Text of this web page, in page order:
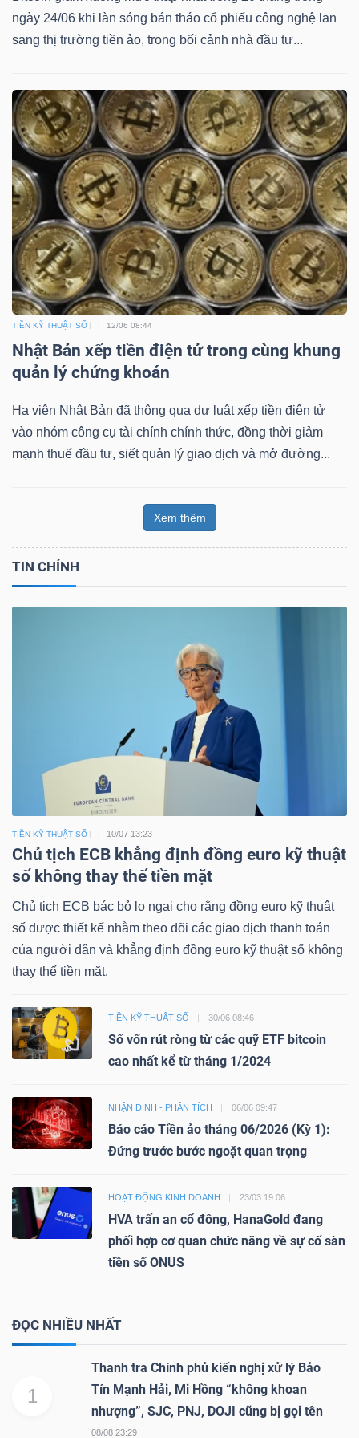
ngày 24/06 khi làn sóng bán tháo cổ phiếu công nghệ lan
sang thị trường tiền ảo, trong bối cảnh nhà đầu tư...
TIỀN KỸ THUẬT SỐ 12/06 08:44
Nhật Bản xếp tiền điện tử trong cùng khung
quản lý chứng khoán
Hạ viện Nhật Bản đã thông qua dự luật xếp tiền điện tử
vào nhóm công cụ tài chính chính thức, đồng thời giảm
mạnh thuế đầu tư, siết quản lý giao dịch và mở đường...
Xem thêm
TIN CHÍNH
TIỀN KỸ THUẬT SỐ 10/07 13:23
Chủ tịch ECB khẳng định đồng euro kỹ thuật
số không thay thế tiền mặt
Chủ tịch ECB bác bỏ lo ngại cho rằng đồng euro kỹ thuật
số được thiết kế nhằm theo dõi các giao dịch thanh toán
của người dân và khẳng định đồng euro kỹ thuật số không
thay thế tiền mặt.
TIỀN KỸ THUẬT SỐ 30/06 08:46
Số vốn rút ròng từ các quỹ ETF bitcoin
cao nhất kể từ tháng 1/2024
NHẬN ĐỊNH - PHÂN TÍCH 06/06 09:47
Báo cáo Tiền ảo tháng 06/2026 (Kỳ 1):
Đứng trước bước ngoặt quan trọng
HOẠT ĐỘNG KINH DOANH 23/03 19:06
HVA trấn an cổ đông, HanaGold đang
phối hợp cơ quan chức năng về sự cố sàn
tiền số ONUS
ĐỌC NHIỀU NHẤT
1
Thanh tra Chính phủ kiến nghị xử lý Bảo
Tín Mạnh Hải, Mi Hồng “không khoan
nhượng”, SJC, PNJ, DOJI cũng bị gọi tên
08/08 23:29